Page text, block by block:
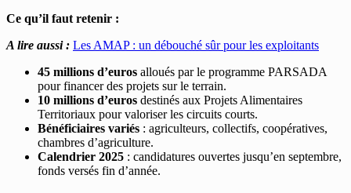
Ce qu’il faut retenir :
A lire aussi : Les AMAP : un débouché sûr pour les exploitants
45 millions d’euros alloués par le programme PARSADA
pour financer des projets sur le terrain.
10 millions d’euros destinés aux Projets Alimentaires
Territoriaux pour valoriser les circuits courts.
Bénéficiaires variés : agriculteurs, collectifs, coopératives,
chambres d’agriculture.
Calendrier 2025 : candidatures ouvertes jusqu’en septembre,
fonds versés fin d’année.